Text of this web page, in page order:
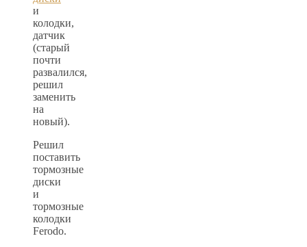
и
колодки,
датчик
(старый
почти
развалился,
решил
заменить
на
новый).
Решил
поставить
тормозные
диски
и
тормозные
колодки
Ferodo.